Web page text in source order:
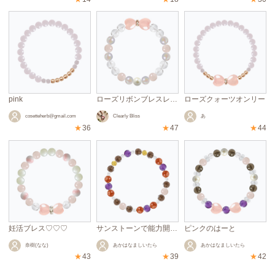
pink
cosetteherb@gmail.com
★36
ローズリボンブレスレット
Clearly Bliss
★47
ローズクォーツオンリー
あ
★44
妊活ブレス♡♡♡
奈樹(なな)
★43
あかはなましいたら
★39
ピンクのはーと
あかはなましいたら
★42